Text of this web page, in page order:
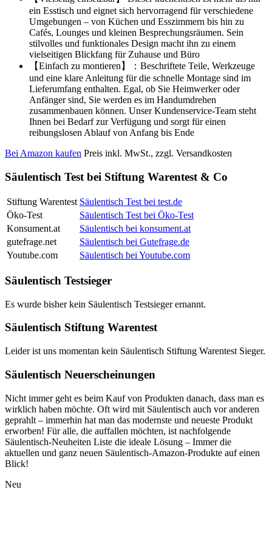
ein Esstisch und eignet sich hervorragend für verschiedene
Umgebungen – von Küchen und Esszimmern bis hin zu
Cafés, Lounges und kleinen Besprechungsräumen. Sein
stilvolles und funktionales Design macht ihn zu einem
vielseitigen Blickfang für Zuhause und Büro
【Einfach zu montieren】：Beschriftete Teile, Werkzeuge
und eine klare Anleitung für die schnelle Montage sind im
Lieferumfang enthalten. Egal, ob Sie Heimwerker oder
Anfänger sind, Sie werden es im Handumdrehen
zusammenbauen können. Unser Kundenservice-Team steht
Ihnen bei Bedarf zur Verfügung und sorgt für einen
reibungslosen Ablauf von Anfang bis Ende
Bei Amazon kaufen Preis inkl. MwSt., zzgl. Versandkosten
Säulentisch Test bei Stiftung Warentest & Co
Stiftung Warentest Säulentisch Test bei test.de
Öko-Test
Säulentisch Test bei Öko-Test
Konsument.at
Säulentisch bei konsument.at
gutefrage.net
Säulentisch bei Gutefrage.de
Youtube.com
Säulentisch bei Youtube.com
Säulentisch Testsieger
Es wurde bisher kein Säulentisch Testsieger ernannt.
Säulentisch Stiftung Warentest
Leider ist uns momentan kein Säulentisch Stiftung Warentest Sieger.
Säulentisch Neuerscheinungen
Nicht immer geht es beim Kauf von Produkten danach, dass man es
wirklich haben möchte. Oft wird mit Säulentisch auch vor anderen
geprahlt – immerhin hat man das modernste und neueste Produkt
erworben! Für alle, die auffallen möchten, ist nachfolgende
Säulentisch-Neuheiten Liste die ideale Lösung – Immer die
aktuellen und ganz neuen Säulentisch-Amazon-Produkte auf einen
Blick!
Neu